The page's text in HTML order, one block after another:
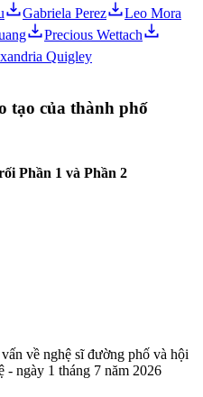
Gabriela Perez
Leo Mora
Precious Wettach
Quigley
tạo của thành phố
Phần 1 và Phần 2
về nghệ sĩ đường phố và hội
- ngày 1 tháng 7 năm 2026